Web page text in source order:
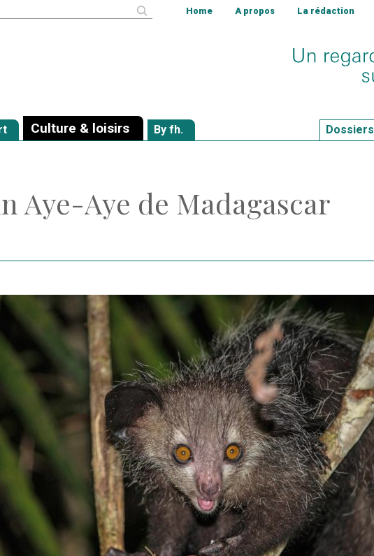
Home A propos La rédaction
Culture & loisirs By fh. Dossiers
Aye-Aye de Madagascar